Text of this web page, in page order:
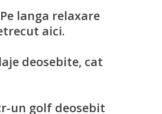
langa relaxare
aici.
deosebite, cat
un golf deosebit